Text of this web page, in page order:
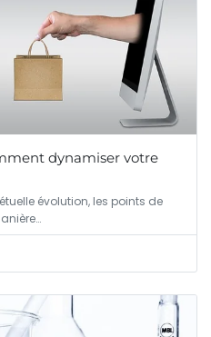
dynamiser votre
évolution, les points de